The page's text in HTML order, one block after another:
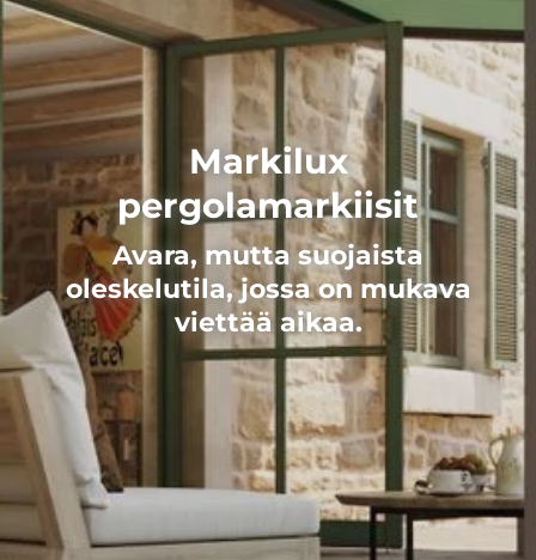
Markilux
pergolamarkiisit
Avara, mutta suojaista
oleskelutila, jossa on mukava
viettää aikaa.